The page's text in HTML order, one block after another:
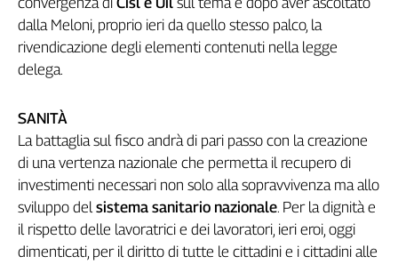
D'Aosta
Veneto
Archivio
1955-
2014
Cerca
Contatti
dalla Meloni, proprio ieri da quello stesso palco, la
rivendicazione degli elementi contenuti nella legge
delega.
SANITÀ
La battaglia sul fisco andrà di pari passo con la creazione
di una vertenza nazionale che permetta il recupero di
investimenti necessari non solo alla sopravvivenza ma allo
sviluppo delsistema sanitario nazionale. Per la dignità e
il rispetto delle lavoratrici e dei lavoratori, ieri eroi, oggi
dimenticati, per il diritto di tutte le cittadini e i cittadini alle